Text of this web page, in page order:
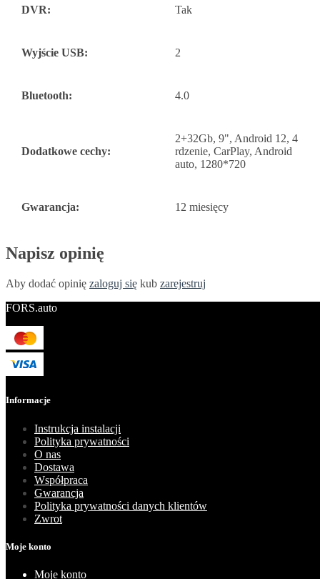
DVR: Tak
Wyjście USB: 2
Bluetooth: 4.0
Dodatkowe cechy:
2+32Gb, 9", Android 12, 4
rdzenie, CarPlay, Android
auto, 1280*720
Gwarancja: 12 miesięcy
Napisz opinię
Aby dodać opinię zaloguj się kub zarejestruj
FORS.auto
Informacje
Instrukcja instalacji
Polityka prywatności
O nas
Dostawa
Współpraca
Gwarancja
Polityka prywatności danych klientów
Zwrot
Moje konto
Moje konto